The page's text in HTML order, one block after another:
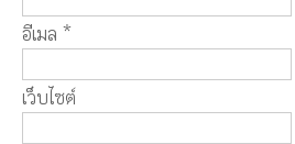
อีเมล *
เว็บไซต์